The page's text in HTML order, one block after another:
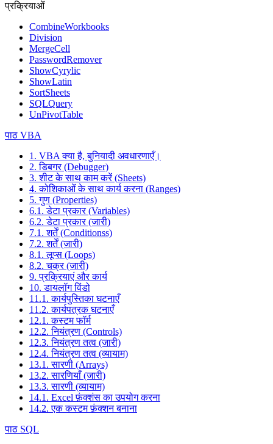
प्रक्रियाओं
CombineWorkbooks
Division
MergeCell
PasswordRemover
ShowCyrylic
ShowLatin
SortSheets
SQLQuery
UnPivotTable
पाठ VBA
1. VBA क्या है, बुनियादी अवधारणाएँ।
2. डिबगर (Debugger)
3. शीट के साथ काम करें (Sheets)
4. कोशिकाओं के साथ कार्य करना (Ranges)
5. गुण (Properties)
6.1. डेटा प्रकार (Variables)
6.2. डेटा प्रकार (जारी)
7.1. शर्तें (Conditionss)
7.2. शर्तें (जारी)
8.1. लूप्स (Loops)
8.2. चक्र (जारी)
9. प्रक्रियाएं और कार्य
10. डायलॉग विंडो
11.1. कार्यपुस्तिका घटनाएँ
11.2. कार्यपत्रक घटनाएँ
12.1. कस्टम फॉर्म
12.2. नियंत्रण (Controls)
12.3. नियंत्रण तत्व (जारी)
12.4. नियंत्रण तत्व (व्यायाम)
13.1. सारणी (Arrays)
13.2. सारणियाँ (जारी)
13.3. सारणी (व्यायाम)
14.1. Excel फ़ंक्शंस का उपयोग करना
14.2. एक कस्टम फ़ंक्शन बनाना
पाठ SQL